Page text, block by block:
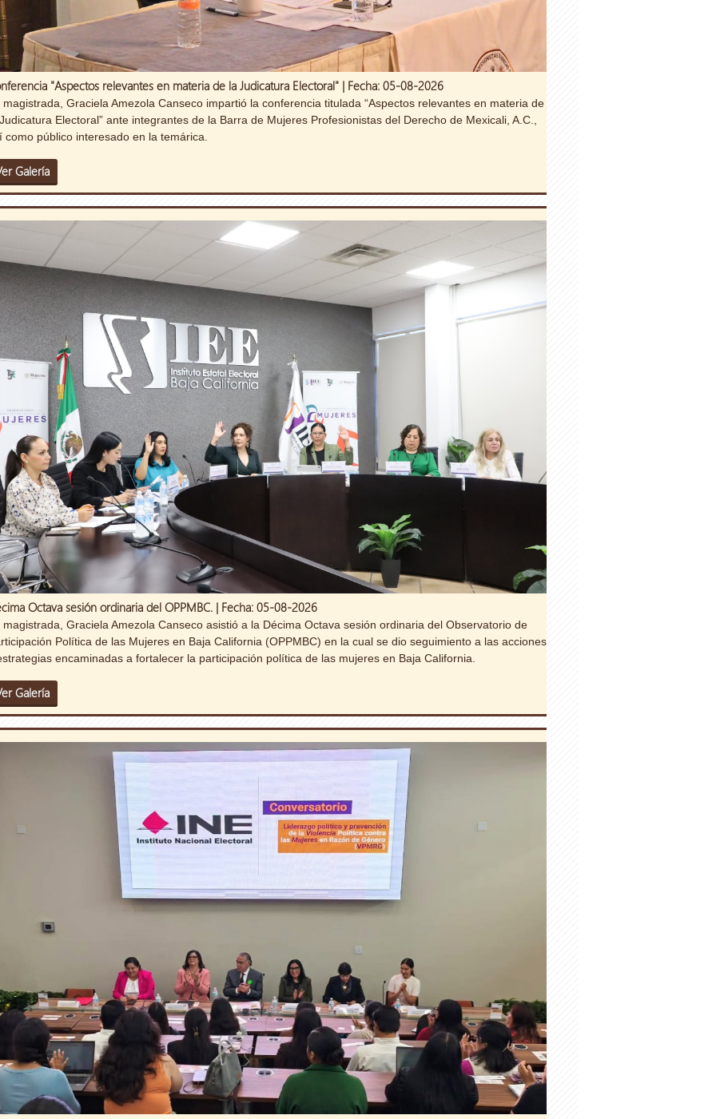
"Aspectos relevantes en materia de la Judicatura Electoral" | Fecha: 05-08-2026
magistrada, Graciela Amezola Canseco impartió la conferencia titulada “Aspectos relevantes en materia de
Electoral” ante integrantes de la Barra de Mujeres Profesionistas del Derecho de Mexicali, A.C.,
como público interesado en la temárica.
Galería
Octava sesión ordinaria del OPPMBC. | Fecha: 05-08-2026
magistrada, Graciela Amezola Canseco asistió a la Décima Octava sesión ordinaria del Observatorio de
Política de las Mujeres en Baja California (OPPMBC) en la cual se dio seguimiento a las acciones
encaminadas a fortalecer la participación política de las mujeres en Baja California.
Galería